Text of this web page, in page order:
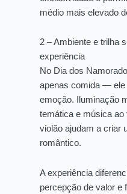
médio mais elevado
2 – Ambiente e trilha
experiência
No Dia dos
apenas comida — ele
emoção. Iluminação
temática e música
violão ajudam a criar
romântico.
A experiência
percepção de valor e